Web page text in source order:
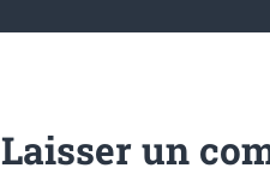
Laisser un